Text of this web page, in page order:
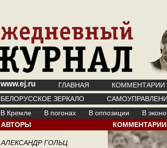
www.ej.ru ГЛАВНАЯ КОММЕНТАРИИ
БЕЛОРУССКОЕ ЗЕРКАЛО
В Кремле
В погонах В оппозиции В
АВТОРЫ
АЛЕКСАНДР ГОЛЬЦ
КОММЕНТАРИИ